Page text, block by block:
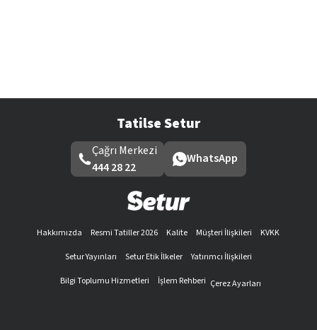
Tatilse Setur
Çağrı Merkezi
444 28 22
WhatsApp
Hakkımızda Resmi Tatiller 2026 Kalite Müşteri İlişkileri
KVKK
Setur Yayınları
Setur Etik İlkeler
Yatırımcı İlişkileri
Bilgi Toplumu Hizmetleri
İşlem Rehberi Çerez Ayarları